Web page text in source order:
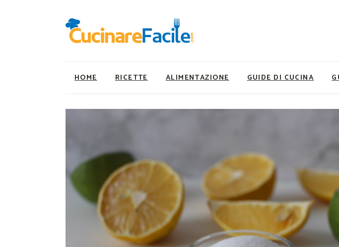
HOME RICETTE
Ricette Facili e Veloci
Ricette Dolci
Ricette Carne
Ricette Secondi
Ricette Pizze e Rustici
Ricette Contorni
Ricette Piatti unici
ALIMENTAZIONE
Utility
Ricette Vegetariane
Ricette Vegane
Rumors
GUIDE DI CUCINA